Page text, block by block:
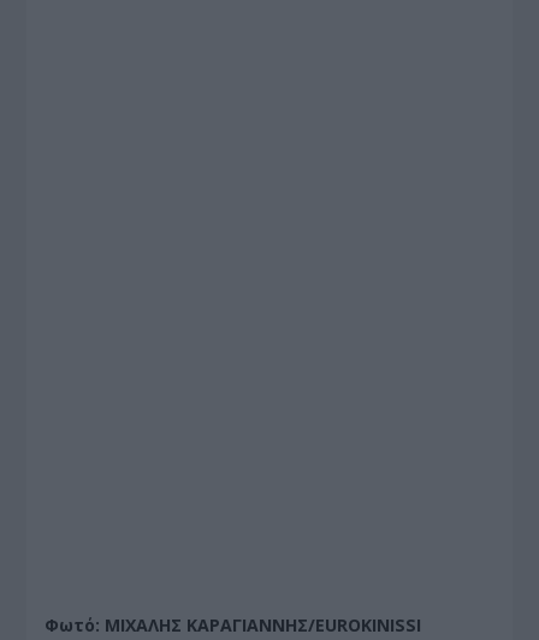
Φωτό: ΜΙΧΑΛΗΣ ΚΑΡΑΓΙΑΝΝΗΣ/EUROKINISSI